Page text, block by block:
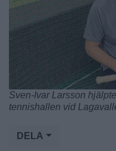
Sven-Ivar Larsson
tennishallen vid
DELA